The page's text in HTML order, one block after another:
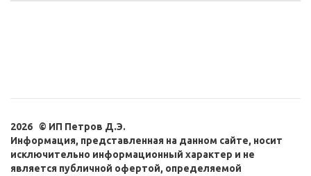
2026 © ИП Петров Д.Э.
Информация, представленная на данном сайте, носит
исключительно информационный характер и не
является публичной офертой, определяемой